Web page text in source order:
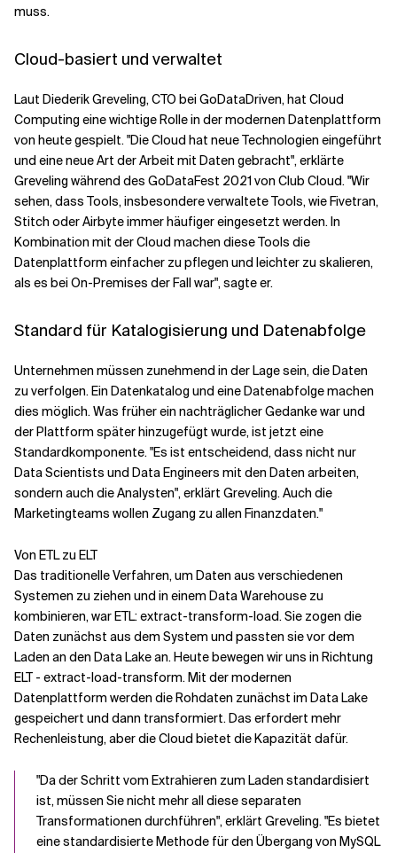
muss.
Cloud-basiert und verwaltet
Laut Diederik Greveling, CTO bei GoDataDriven, hat Cloud
Computing eine wichtige Rolle in der modernen Datenplattform
von heute gespielt. "Die Cloud hat neue Technologien eingeführt
und eine neue Art der Arbeit mit Daten gebracht", erklärte
Greveling während des GoDataFest 2021 von Club Cloud. "Wir
sehen, dass Tools, insbesondere verwaltete Tools, wie Fivetran,
Stitch oder Airbyte immer häufiger eingesetzt werden. In
Kombination mit der Cloud machen diese Tools die
Datenplattform einfacher zu pflegen und leichter zu skalieren,
als es bei On-Premises der Fall war", sagte er.
Standard für Katalogisierung und Datenabfolge
Unternehmen müssen zunehmend in der Lage sein, die Daten
zu verfolgen. Ein Datenkatalog und eine Datenabfolge machen
dies möglich. Was früher ein nachträglicher Gedanke war und
der Plattform später hinzugefügt wurde, ist jetzt eine
Standardkomponente. "Es ist entscheidend, dass nicht nur
Data Scientists und Data Engineers mit den Daten arbeiten,
sondern auch die Analysten", erklärt Greveling. Auch die
Marketingteams wollen Zugang zu allen Finanzdaten."
Von ETL zu ELT
Das traditionelle Verfahren, um Daten aus verschiedenen
Systemen zu ziehen und in einem Data Warehouse zu
kombinieren, war ETL: extract-transform-load. Sie zogen die
Daten zunächst aus dem System und passten sie vor dem
Laden an den Data Lake an. Heute bewegen wir uns in Richtung
ELT - extract-load-transform. Mit der modernen
Datenplattform werden die Rohdaten zunächst im Data Lake
gespeichert und dann transformiert. Das erfordert mehr
Rechenleistung, aber die Cloud bietet die Kapazität dafür.
"Da der Schritt vom Extrahieren zum Laden standardisiert
ist, müssen Sie nicht mehr all diese separaten
Transformationen durchführen", erklärt Greveling. "Es bietet
eine standardisierte Methode für den Übergang von MySQL